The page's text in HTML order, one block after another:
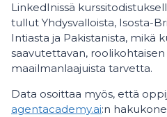
LinkedInissä
tullut Yhdysvalloista, Isosta-
Intiasta ja Pakistanista, mikä
saavutettavan,
maailmanlaajuista tarvetta.
Data osoittaa myös, että
agentacademy.ai:n